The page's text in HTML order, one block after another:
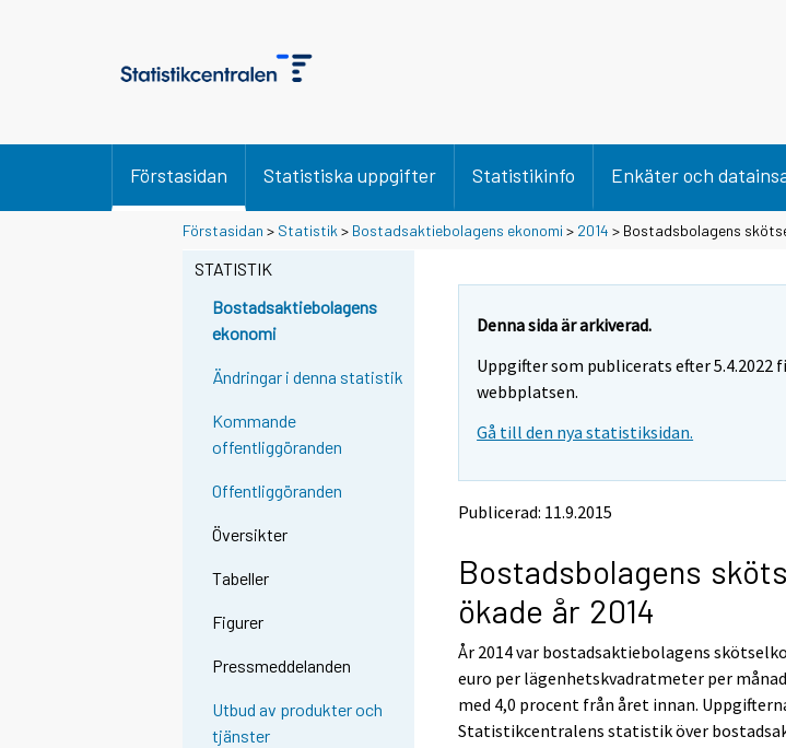
Förstasidan Statistiska uppgifter Statistikinfo Enkäter och
Förstasidan > Statistik > Bostadsaktiebolagens ekonomi > 2014 > Bostadsbolagens
STATISTIK
Bostadsaktiebolagens
ekonomi
Ändringar i denna statistik
Kommande
offentliggöranden
Offentliggöranden
Översikter
Tabeller
Figurer
Pressmeddelanden
Utbud av produkter och
tjänster
Denna sida är arkiverad.
Uppgifter som publicerats efter 5.4.2022
webbplatsen.
Gå till den nya statistiksidan.
Publicerad: 11.9.2015
Bostadsbolagens
ökade år 2014
År 2014 var bostadsaktiebolagens
euro per lägenhetskvadratmeter per
med 4,0 procent från året innan.
Statistikcentralens statistik över